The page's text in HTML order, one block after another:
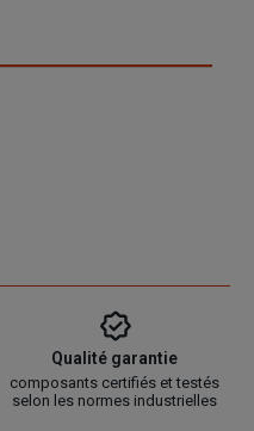
Qualité garantie
composants certifiés et testés
selon les normes industrielles